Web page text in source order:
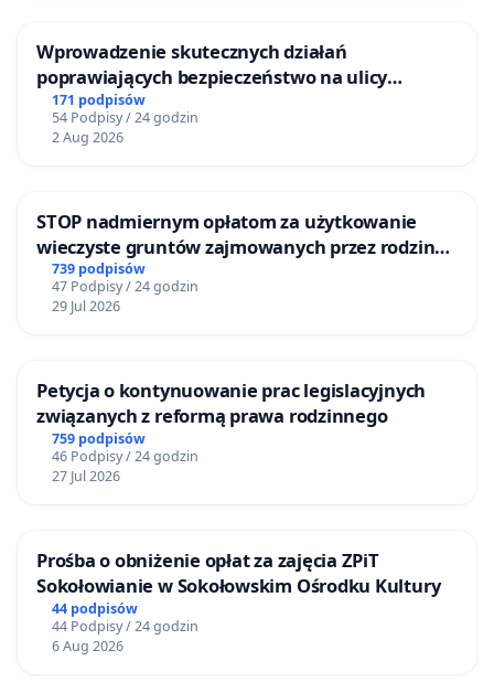
Wprowadzenie skutecznych działań
poprawiających bezpieczeństwo na ulicy
Żeromskiego w Otwocku
171 podpisów
54 Podpisy / 24 godzin
2 Aug 2026
STOP nadmiernym opłatom za użytkowanie
wieczyste gruntów zajmowanych przez rodzinne
ogrody działkowe.
739 podpisów
47 Podpisy / 24 godzin
29 Jul 2026
Petycja o kontynuowanie prac legislacyjnych
związanych z reformą prawa rodzinnego
759 podpisów
46 Podpisy / 24 godzin
27 Jul 2026
Prośba o obniżenie opłat za zajęcia ZPiT
Sokołowianie w Sokołowskim Ośrodku Kultury
44 podpisów
44 Podpisy / 24 godzin
6 Aug 2026